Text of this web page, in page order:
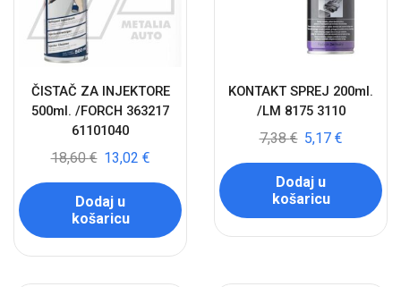
ČISTAČ ZA INJEKTORE
500ml. /FORCH 363217
61101040
18,60€ 13,02 €
Dodaj u
košaricu
KONTAKT SPREJ 200ml.
/LM 8175 3110
7,38€ 5,17 €
Dodaj u
košaricu